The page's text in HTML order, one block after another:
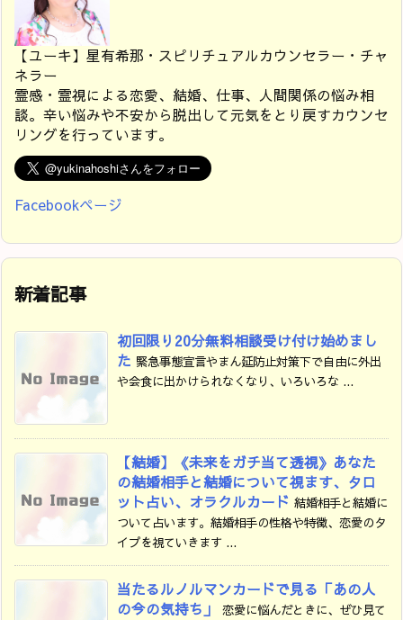
【ユーキ】星有希那・スピリチュアルカウンセラー・チャ
ネラー
霊感・霊視による恋愛、結婚、仕事、人間関係の悩み相
談。辛い悩みや不安から脱出して元気をとり戻すカウンセ
リングを行っています。
Facebookページ
新着記事
初回限り20分無料相談受け付け始めまし
た 緊急事態宣言やまん延防止対策下で自由に外出
や会食に出かけられなくなり、いろいろな ...
【結婚】《未来をガチ当て透視》あなた
の結婚相手と結婚について視ます、タロ
ット占い、オラクルカード 結婚相手と結婚に
ついて占います。結婚相手の性格や特徴、恋愛のタ
イプを視ていきます ...
当たるルノルマンカードで見る「あの人
の今の気持ち」
恋愛に悩んだときに、ぜひ見て